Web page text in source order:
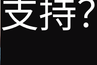
支持？